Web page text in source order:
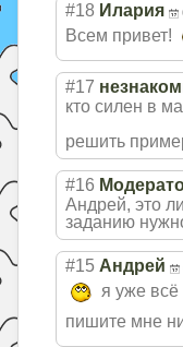
#18 Илария
Всем привет!
#17
кто силен в
решить
#16
Андрей, это
заданию
#15 Андрей
я уже всё
пишите мне